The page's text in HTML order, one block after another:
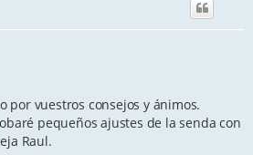
por vuestros consejos y ánimos.
pequeños ajustes de la senda con
Raul.